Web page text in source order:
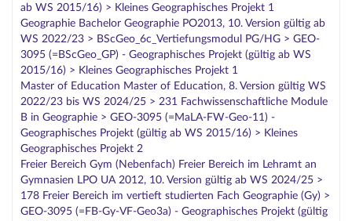
ab WS 2015/16) > Kleines Geographisches Projekt 1
Geographie Bachelor Geographie PO2013, 10. Version gültig ab
WS 2022/23 > BScGeo_6c_Vertiefungsmodul PG/HG > GEO-
3095 (=BScGeo_GP) - Geographisches Projekt (gültig ab WS
2015/16) > Kleines Geographisches Projekt 1
Master of Education Master of Education, 8. Version gültig WS
2022/23 bis WS 2024/25 > 231 Fachwissenschaftliche Module
B in Geographie > GEO-3095 (=MaLA-FW-Geo-11) -
Geographisches Projekt (gültig ab WS 2015/16) > Kleines
Geographisches Projekt 2
Freier Bereich Gym (Nebenfach) Freier Bereich im Lehramt an
Gymnasien LPO UA 2012, 10. Version gültig ab WS 2024/25 >
178 Freier Bereich im vertieft studierten Fach Geographie (Gy) >
GEO-3095 (=FB-Gy-VF-Geo3a) - Geographisches Projekt (gültig